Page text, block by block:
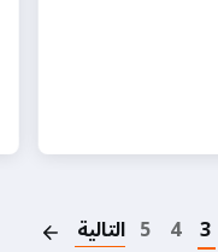
3
4
5 التالية